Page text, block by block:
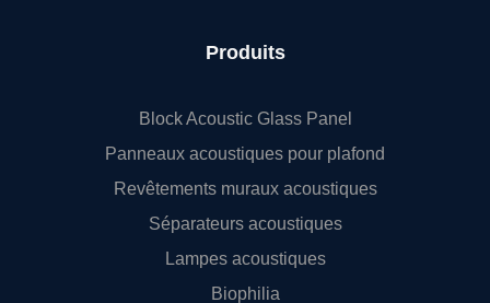
Produits
Block Acoustic Glass Panel
Panneaux acoustiques pour plafond
Revêtements muraux acoustiques
Séparateurs acoustiques
Lampes acoustiques
Biophilia